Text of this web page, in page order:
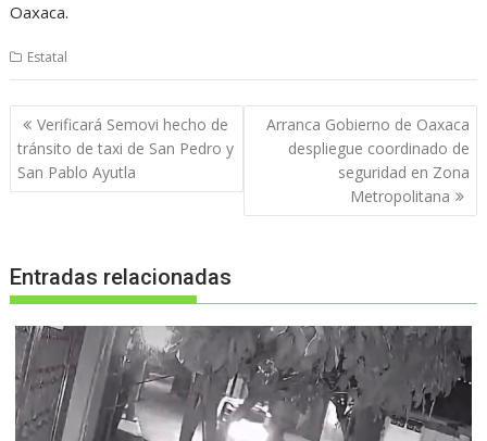
Oaxaca.
Estatal
Navegación
de
entradas
Verificará Semovi hecho de
tránsito de taxi de San Pedro y
San Pablo Ayutla
Arranca Gobierno de Oaxaca
despliegue coordinado de
seguridad en Zona
Metropolitana
Entradas relacionadas